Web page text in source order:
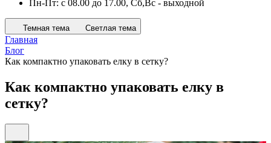
Пн-Пт: c 08.00 до 17.00, Cб,Вс - выходной
Темная тема Светлая тема
Главная
Блог
Как компактно упаковать елку в сетку?
Как компактно упаковать елку в
сетку?